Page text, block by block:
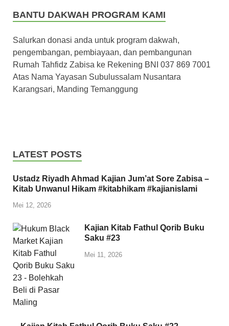
BANTU DAKWAH PROGRAM KAMI
Salurkan donasi anda untuk program dakwah,
pengembangan, pembiayaan, dan pembangunan
Rumah Tahfidz Zabisa ke Rekening BNI 037 869 7001
Atas Nama Yayasan Subulussalam Nusantara
Karangsari, Manding Temanggung
LATEST POSTS
Ustadz Riyadh Ahmad Kajian Jum’at Sore Zabisa –
Kitab Unwanul Hikam #kitabhikam #kajianislami
Mei 12, 2026
Kajian Kitab Fathul Qorib Buku
Saku #23
Mei 11, 2026